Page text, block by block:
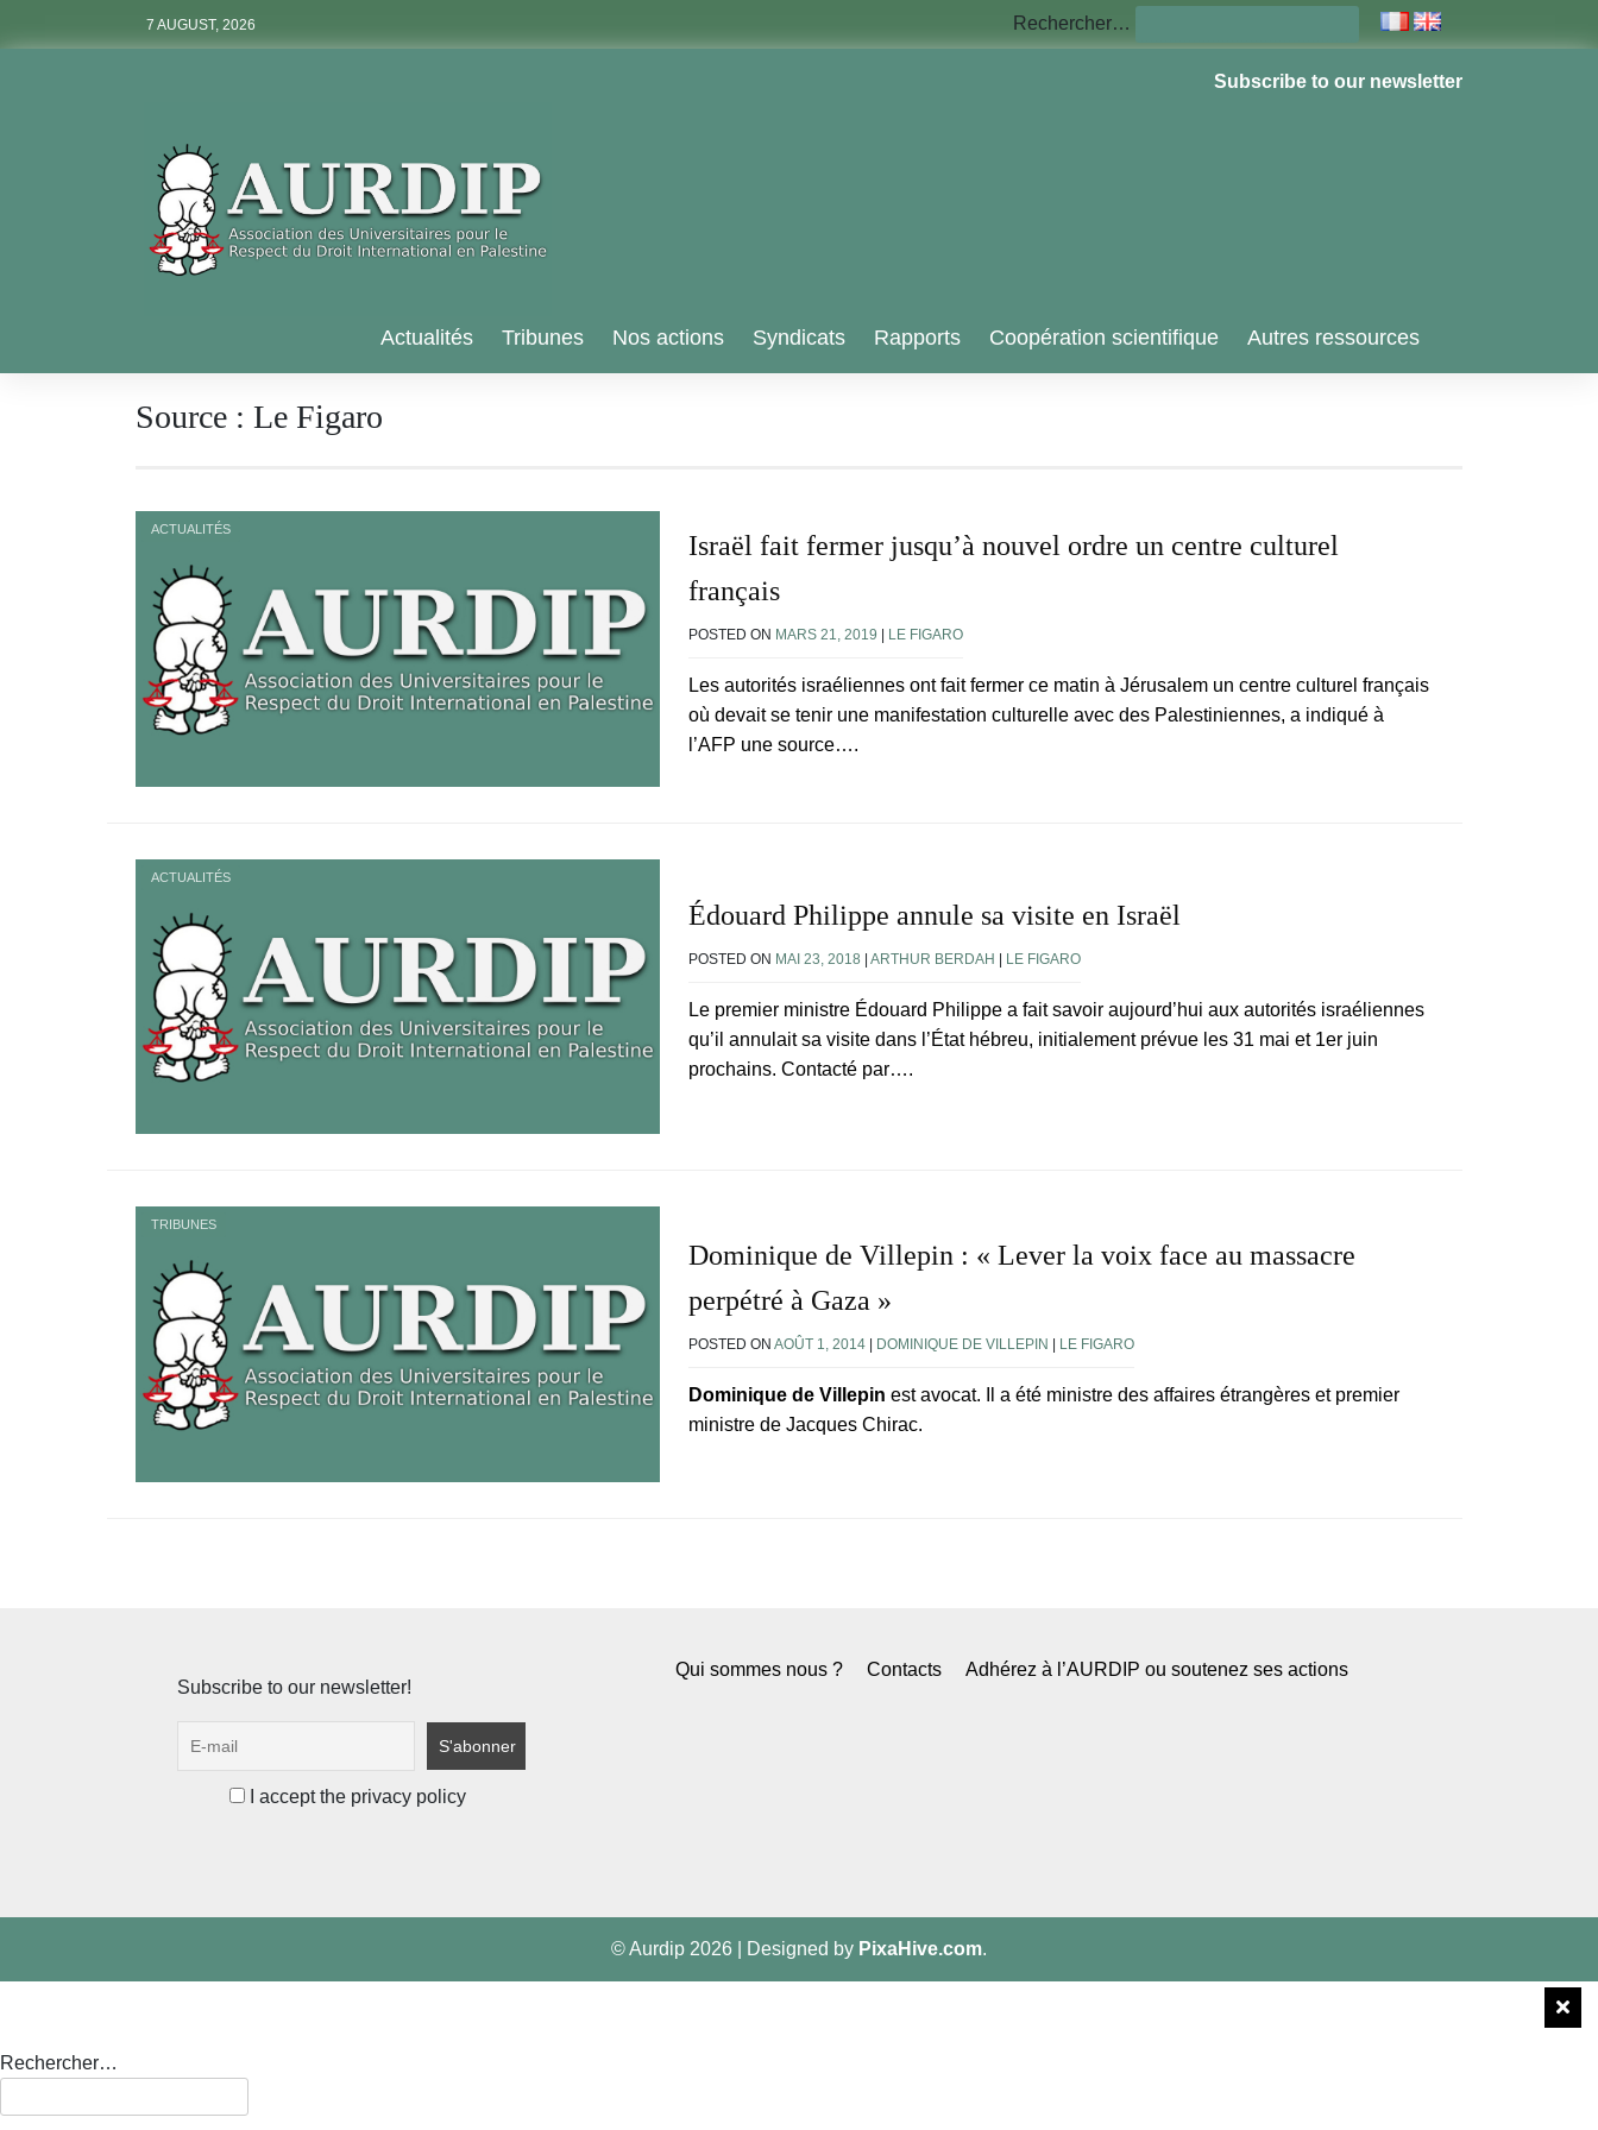
7 AUGUST, 2026 Rechercher…
Subscribe to our newsletter
Aurdip
Actualités Tribunes Nos actions Syndicats Rapports Coopération scientifique Autres ressources
Source : Le Figaro
ACTUALITÉS
Israël fait fermer jusqu’à nouvel ordre un centre culturel
français
POSTED ON MARS 21, 2019 | LE FIGARO
Les autorités israéliennes ont fait fermer ce matin à Jérusalem un centre culturel français
où devait se tenir une manifestation culturelle avec des Palestiniennes, a indiqué à
l’AFP une source….
ACTUALITÉS
Édouard Philippe annule sa visite en Israël
POSTED ON MAI 23, 2018 ARTHUR BERDAH LE FIGARO
Le premier ministre Édouard Philippe a fait savoir aujourd’hui aux autorités israéliennes
qu’il annulait sa visite dans l’État hébreu, initialement prévue les 31 mai et 1er juin
prochains. Contacté par….
TRIBUNES
Dominique de Villepin : « Lever la voix face au massacre
perpétré à Gaza »
POSTED ON AOÛT 1, 2014 DOMINIQUE DE VILLEPIN LE FIGARO
Dominique de Villepin est avocat. Il a été ministre des affaires étrangères et premier
ministre de Jacques Chirac.
Subscribe to our newsletter!
I accept the privacy policy
Qui sommes nous ? Contacts Adhérez à l’AURDIP ou soutenez ses actions
© Aurdip 2026 Designed by PixaHive.com.
Rechercher…